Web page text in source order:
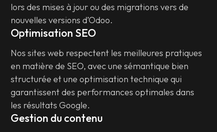
lors des mises à jour ou des migrations vers de
nouvelles versions d’Odoo.
Optimisation SEO
Nos sites web respectent les meilleures pratiques
en matière de SEO, avec une sémantique bien
structurée et une optimisation technique qui
garantissent des performances optimales dans
les résultats Google.
Gestion du contenu